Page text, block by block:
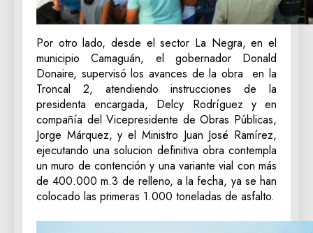
‎Por otro lado, desde el sector La Negra, en el
municipio Camaguán, el gobernador Donald
Donaire, supervisó los avances de la obra en la
Troncal 2, atendiendo instrucciones de la
presidenta encargada, Delcy Rodríguez y en
compañía del Vicepresidente de Obras Públicas,
Jorge Márquez, y el Ministro Juan José Ramírez,
ejecutando una solucion definitiva obra contempla
un muro de contención y una variante vial con más
de 400.000 m.3 de relleno, a la fecha, ya se han
colocado las primeras 1.000 toneladas de asfalto.